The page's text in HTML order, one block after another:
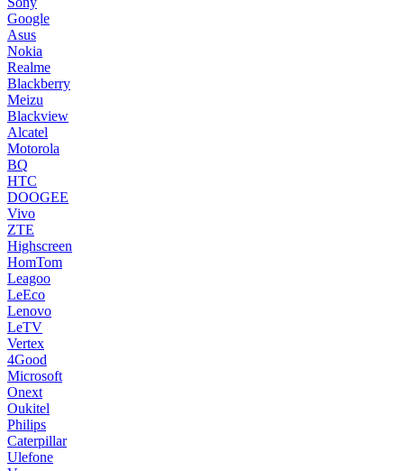
Google
Asus
Nokia
Realme
Blackberry
Meizu
Blackview
Alcatel
Motorola
BQ
HTC
DOOGEE
Vivo
ZTE
Highscreen
HomTom
Leagoo
LeEco
Lenovo
LeTV
Vertex
4Good
Microsoft
Onext
Oukitel
Philips
Caterpillar
Ulefone